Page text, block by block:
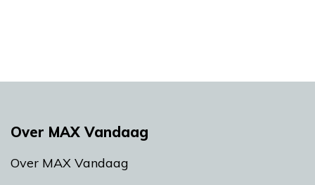
Over MAX Vandaag
Over MAX Vandaag